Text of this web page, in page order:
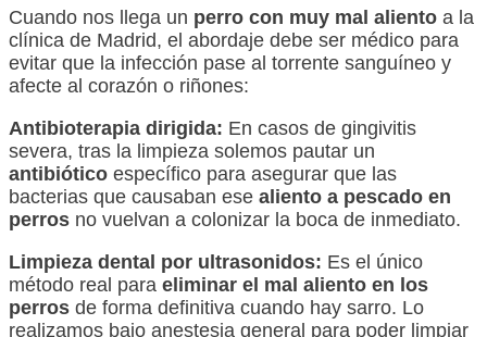
Cuando nos llega un perro con muy mal aliento a la
clínica de Madrid, el abordaje debe ser médico para
evitar que la infección pase al torrente sanguíneo y
afecte al corazón o riñones:
Antibioterapia dirigida: En casos de gingivitis
severa, tras la limpieza solemos pautar un
antibiótico específico para asegurar que las
bacterias que causaban ese aliento a pescado en
perros no vuelvan a colonizar la boca de inmediato.
Limpieza dental por ultrasonidos: Es el único
método real para eliminar el mal aliento en los
perros de forma definitiva cuando hay sarro. Lo
realizamos bajo anestesia general para poder limpiar